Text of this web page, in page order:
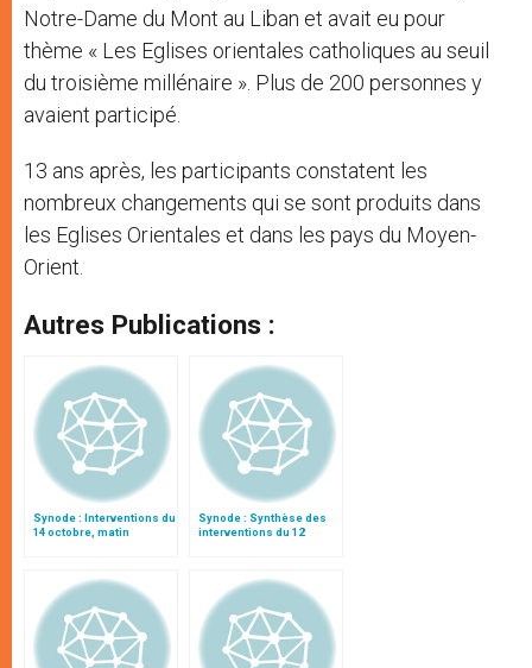
Notre-Dame du Mont au Liban et avait eu pour
thème « Les Eglises orientales catholiques au seuil
du troisième millénaire ». Plus de 200 personnes y
avaient participé.
13 ans après, les participants constatent les
nombreux changements qui se sont produits dans
les Eglises Orientales et dans les pays du Moyen-
Orient.
Autres Publications :
Synode : Interventions du
14 octobre, matin
Synode : Synthèse des
interventions du 12
octobre (matin)